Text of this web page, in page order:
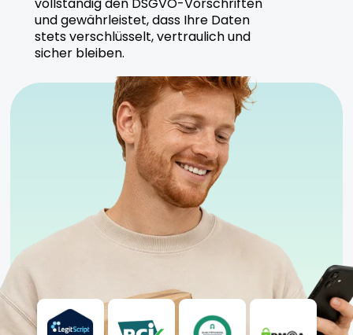
Enua produziert Splitter Gelato unter höchsten
Qualitätsstandards, um eine sichere und
zuverlässige Anwendung zu gewährleisten.
Sicherheitshinweise
Kühl und trocken lagern
Nur für erfahrene Nutzer geeignet
Anwendung unter ärztlicher Aufsicht empfohlen
vollständig den DSGVO-Vorschriften
und gewährleistet, dass Ihre Daten
stets verschlüsselt, vertraulich und
sicher bleiben.